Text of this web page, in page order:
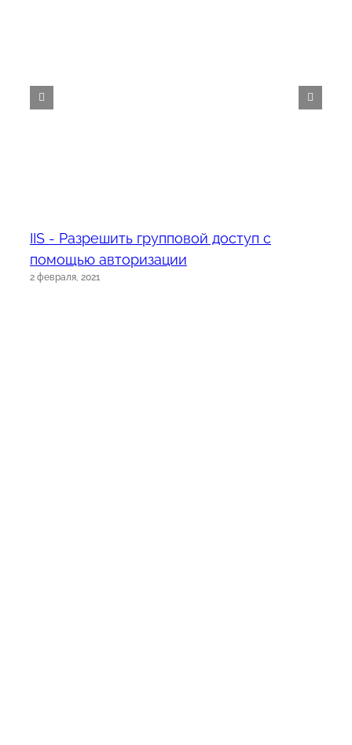
IIS - Разрешить групповой доступ с
помощью авторизации
2 февраля, 2021